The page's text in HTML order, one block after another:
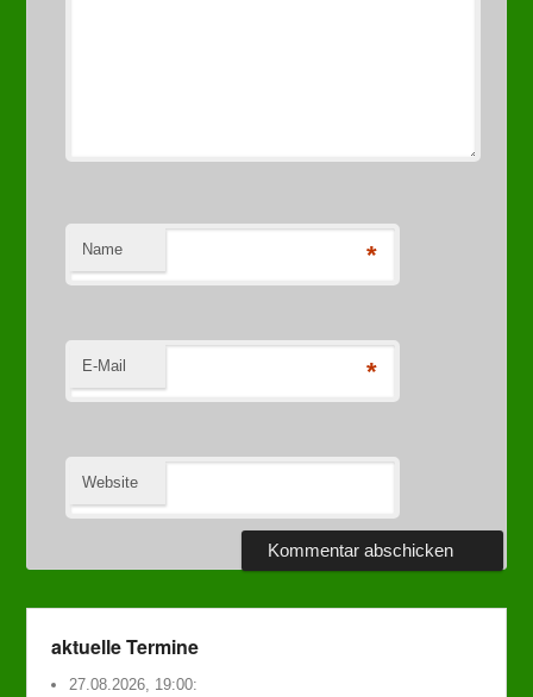
Name *
E-Mail *
Website
aktuelle Termine
27.08.2026, 19:00: